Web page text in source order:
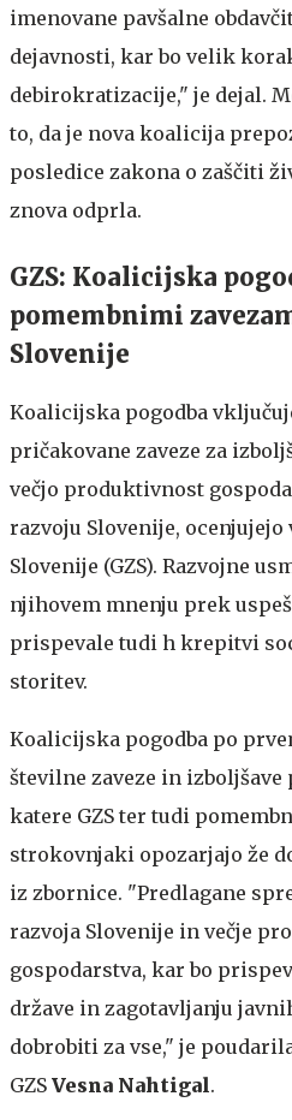
imenovane pavšalne
dejavnosti, kar bo velik
debirokratizacije," je dejal.
to, da je nova koalicija
posledice zakona o zaščiti
znova odprla.
GZS: Koalicijska
pomembnimi
Slovenije
Koalicijska pogodba
pričakovane zaveze za
večjo produktivnost
razvoju Slovenije,
Slovenije (GZS). Razvojne
njihovem mnenju prek
prispevale tudi h krepitvi
storitev.
Koalicijska pogodba po
številne zaveze in izboljšave
katere GZS ter tudi
strokovnjaki opozarjajo že
iz zbornice. "Predlagane
razvoja Slovenije in večje
gospodarstva, kar bo
države in zagotavljanju
dobrobiti za vse," je
GZS Vesna Nahtigal.